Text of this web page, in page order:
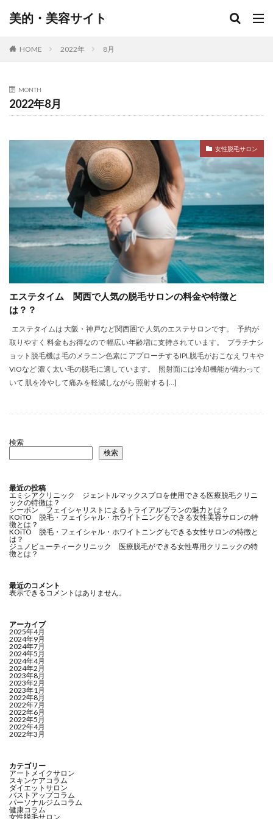
美的・美容サイト
HOME 2022年 8月
MONTH
2022年8月
女性脱毛サロン
エステタイム 関西で人気の脱毛サロンの料金や特徴と
は？？
エステタイムは 大阪・神戸など関西圏で 人気のエステサロンです。 予約が
取りやすく 料金もお得なので 幅広い年齢増に支持されています。 プラチナシ
ョット脱毛機は 毛のメラニン色素に アプローチするIPL脱毛がおこなえ ワキや
VIOなど 濃く太い毛の脱毛に適しています。 照射面には冷却機能が備わって
いて 肌を冷やして痛みを軽減しながら 照射する […]
検索
検索
最近の投稿
エミシアクリニック ジェントルマックスプロを使用できる医療脱毛クリニ
ックの特徴は？
シーボン フェイシャリストによるトライアルプランの魅力とは？
KOiTO 脱毛・フェイシャル・ホワイトニングもできる女性美容サロンの特
徴とは？
KOiTO 脱毛・フェイシャル・ホワイトニングもできる女性サロンの特徴と
は？
ジュノビューティークリニック 医療脱毛ができる女性専用クリニックの特
徴とは？
最近のコメント
表示できるコメントはありません。
アーカイブ
2025年4月
2024年9月
2024年7月
2024年5月
2024年4月
2024年2月
2023年8月
2023年2月
2023年1月
2022年8月
2022年7月
2022年6月
2022年5月
2022年4月
2022年3月
カテゴリー
アートメイクサロン
スキンケアコラム
ダイエットサロン
バストアップコラム
パーソナルジムコラム
健康コラム
女性脱毛サロン